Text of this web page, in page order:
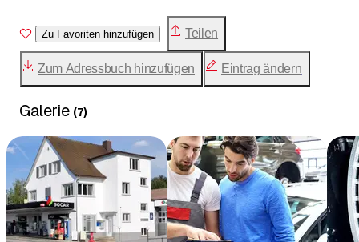
Zu Favoriten hinzufügen Teilen
Zum Adressbuch hinzufügen Eintrag ändern
Galerie (7)